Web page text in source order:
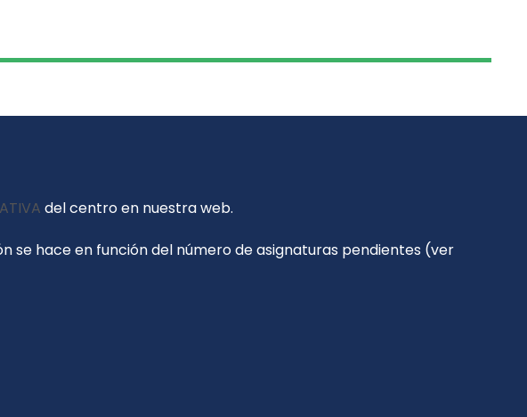
del centro en nuestra web.
se hace en función del número de asignaturas pendientes (ver